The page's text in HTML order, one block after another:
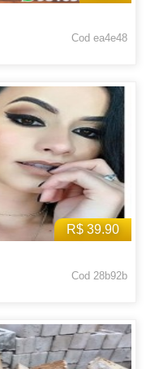
Cod ea4e48
R$ 39.90
Cod 28b92b